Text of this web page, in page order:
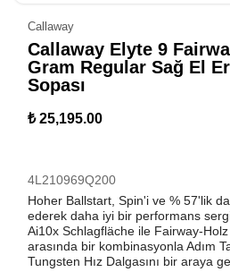
Callaway
Callaway Elyte 9
Gram Regular Sağ El
Sopası
₺ 25,195.00
4L210969Q200
Hoher Ballstart, Spin'i ve % 57'lik
ederek daha iyi bir performans
Ai10x Schlagfläche ile Fairway-
arasında bir kombinasyonla Adım
Tungsten Hız Dalgasını bir araya